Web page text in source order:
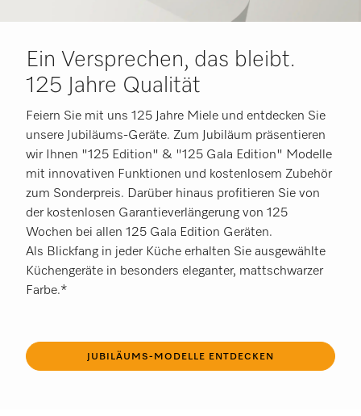
Ein Versprechen, das bleibt.
125 Jahre Qualität
Feiern Sie mit uns 125 Jahre Miele und entdecken Sie
unsere Jubiläums-Geräte. Zum Jubiläum präsentieren
wir Ihnen "125 Edition" & "125 Gala Edition" Modelle
mit innovativen Funktionen und kostenlosem Zubehör
zum Sonderpreis. Darüber hinaus profitieren Sie von
der kostenlosen Garantieverlängerung von 125
Wochen bei allen 125 Gala Edition Geräten.
Als Blickfang in jeder Küche erhalten Sie ausgewählte
Küchengeräte in besonders eleganter, mattschwarzer
Farbe.*
JUBILÄUMS-MODELLE ENTDECKEN